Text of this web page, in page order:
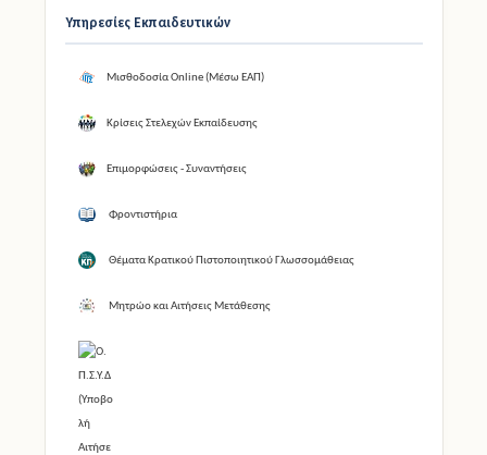
Υπηρεσίες Εκπαιδευτικών
Μισθοδοσία Online (Μέσω ΕΑΠ)
Κρίσεις Στελεχών Εκπαίδευσης
Επιμορφώσεις - Συναντήσεις
Φροντιστήρια
Θέματα Κρατικού Πιστοποιητικού Γλωσσομάθειας
Μητρώο και Αιτήσεις Μετάθεσης